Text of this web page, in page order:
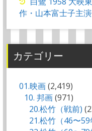
作・山本富士子主
カテゴリー
01.映画(2,419)
10. 邦画(971)
20.松竹（戦前)
21.松竹（46〜59